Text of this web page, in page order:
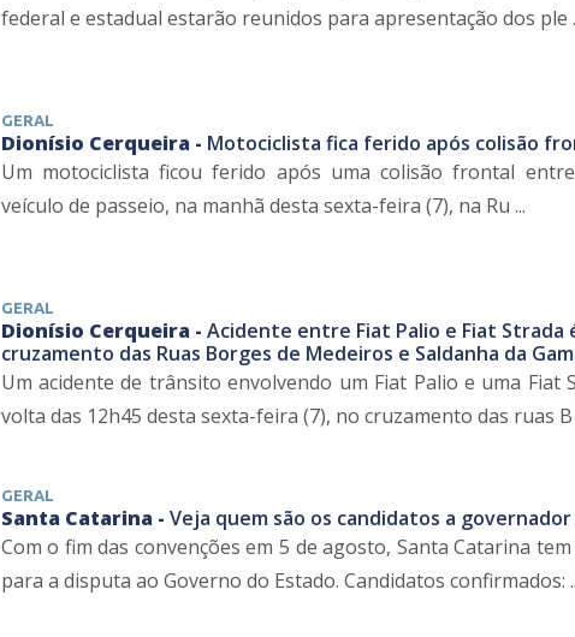
federal e estadual estarão reunidos para apresentação dos ple
GERAL
Dionísio Cerqueira - Motociclista fica ferido após colisão
Um motociclista ficou ferido após uma colisão frontal
veículo de passeio, na manhã desta sexta-feira (7), na Ru ...
GERAL
Dionísio Cerqueira - Acidente entre Fiat Palio e Fiat Strada
cruzamento das Ruas Borges de Medeiros e Saldanha da
Um acidente de trânsito envolvendo um Fiat Palio e uma
volta das 12h45 desta sexta-feira (7), no cruzamento das ruas B
GERAL
Santa Catarina - Veja quem são os candidatos a governador
Com o fim das convenções em 5 de agosto, Santa Catarina
para a disputa ao Governo do Estado. Candidatos confirmados: